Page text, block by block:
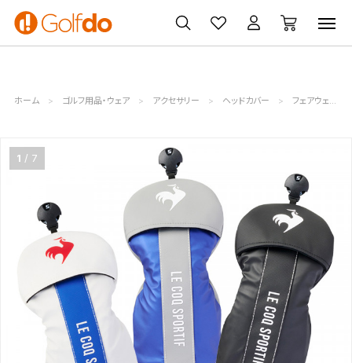
ゴルフ
クラブ
ゴルフ用品
買取
無料査定
クーポン
一覧
ホーム ゴルフ用品・ウェア アクセサリー ヘッドカバー フェアウェイウッド用
1 7